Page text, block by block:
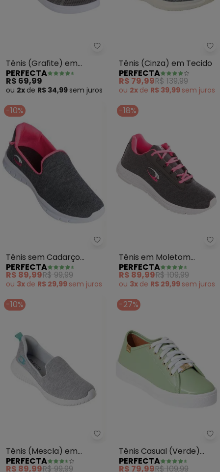
Perfecta - Tênis (Grafite) em
Tênis (Grafite) em
Tecido Mesh
PERFECTA
R$ 69,99
ou 2x de R$ 34,99 sem juros
Tênis (Cinza) em Tecido
PERFECTA
R$ 79,99R$ 139,99
ou 2x de R$ 39,99 sem juros
-10%
Perfecta - Tênis sem Cadarço
Tênis sem Cadarço
(Grafite)
PERFECTA
R$ 89,99R$ 99,99
ou 3x de R$ 29,99 sem juros
-18%
Tênis em Moletom
(Grafite e Pink)
PERFECTA
R$ 89,99R$ 109,99
ou 3x de R$ 29,99 sem juros
-10%
Perfecta - Tênis (Mescla) em
Tênis (Mescla) em
Tecido de Moletom
PERFECTA
R$ 89,99R$ 99,99
-27%
Tênis Casual (Verde)
com Adereço Dourado
PERFECTA
R$ 79,99R$ 109,99